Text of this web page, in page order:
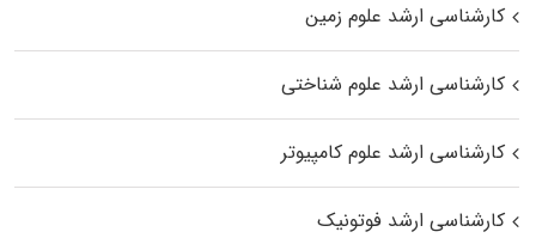
کارشناسی ارشد علوم زمین
کارشناسی ارشد علوم شناختی
کارشناسی ارشد علوم کامپیوتر
کارشناسی ارشد فوتونیک